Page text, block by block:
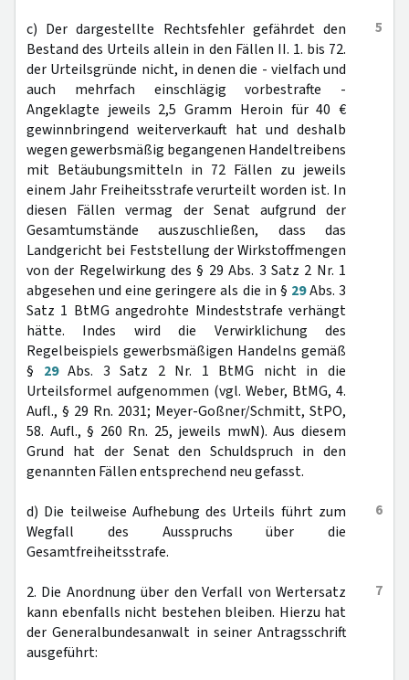
5
c) Der dargestellte Rechtsfehler gefährdet den
Bestand des Urteils allein in den Fällen II. 1. bis 72.
der Urteilsgründe nicht, in denen die - vielfach und
auch mehrfach einschlägig vorbestrafte -
Angeklagte jeweils 2,5 Gramm Heroin für 40 €
gewinnbringend weiterverkauft hat und deshalb
wegen gewerbsmäßig begangenen Handeltreibens
mit Betäubungsmitteln in 72 Fällen zu jeweils
einem Jahr Freiheitsstrafe verurteilt worden ist. In
diesen Fällen vermag der Senat aufgrund der
Gesamtumstände auszuschließen, dass das
Landgericht bei Feststellung der Wirkstoffmengen
von der Regelwirkung des § 29 Abs. 3 Satz 2 Nr. 1
abgesehen und eine geringere als die in § 29Abs. 3
Satz 1 BtMG angedrohte Mindeststrafe verhängt
hätte. Indes wird die Verwirklichung des
Regelbeispiels gewerbsmäßigen Handelns gemäß
§ 29Abs. 3 Satz 2 Nr. 1 BtMG nicht in die
Urteilsformel aufgenommen (vgl. Weber, BtMG, 4.
Aufl., § 29 Rn. 2031; Meyer-Goßner/Schmitt, StPO,
58. Aufl., § 260 Rn. 25, jeweils mwN). Aus diesem
Grund hat der Senat den Schuldspruch in den
genannten Fällen entsprechend neu gefasst.
6
d) Die teilweise Aufhebung des Urteils führt zum
Wegfall des Ausspruchs über die
Gesamtfreiheitsstrafe.
7
2. Die Anordnung über den Verfall von Wertersatz
kann ebenfalls nicht bestehen bleiben. Hierzu hat
der Generalbundesanwalt in seiner Antragsschrift
ausgeführt: